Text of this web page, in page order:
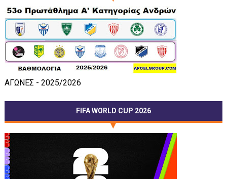
ΑΓΩΝΕΣ - 2025/2026
FIFA WORLD CUP 2026